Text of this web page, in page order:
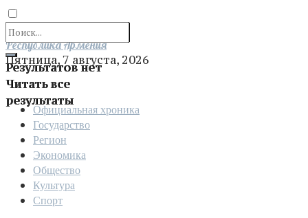
Результатов нет
Читать все
результаты
Отправить
Республика Армения
Пятница, 7 августа, 2026
Официальная хроника
Государство
Регион
Экономика
Общество
Культура
Спорт